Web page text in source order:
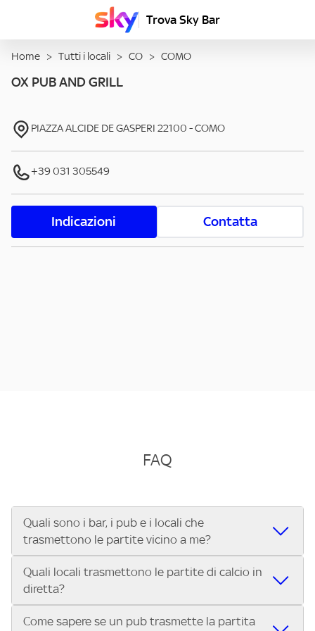
Trova Sky Bar
Home > Tutti i locali > CO > COMO
OX PUB AND GRILL
PIAZZA ALCIDE DE GASPERI 22100 -COMO
+39 031 305549
Indicazioni Contatta
FAQ
Quali sono i bar, i pub e i locali che
trasmettono le partite vicino a me?
Se cerchi un bar, pub, ristorante o locale vicino a te per
vedere le partite di Serie A ENILIVE, la Serie C Sky Wifi, la
UEFA Champions League, la UEFA Europa League, la UEFA
Conference League, il Tennis, la Formula 1®, la MotoGP™ e
Quali locali trasmettono le partite di calcio in
diretta?
Vuoi sapere quali bar, pub o ristoranti mostrano le partite
Come sapere se un pub trasmette la partita